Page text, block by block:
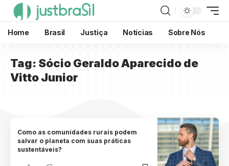
Home Brasil Justiça Notícias Sobre Nós
Tag: Sócio Geraldo Aparecido de
Vitto Junior
Como as comunidades rurais podem
salvar o planeta com suas práticas
sustentáveis?